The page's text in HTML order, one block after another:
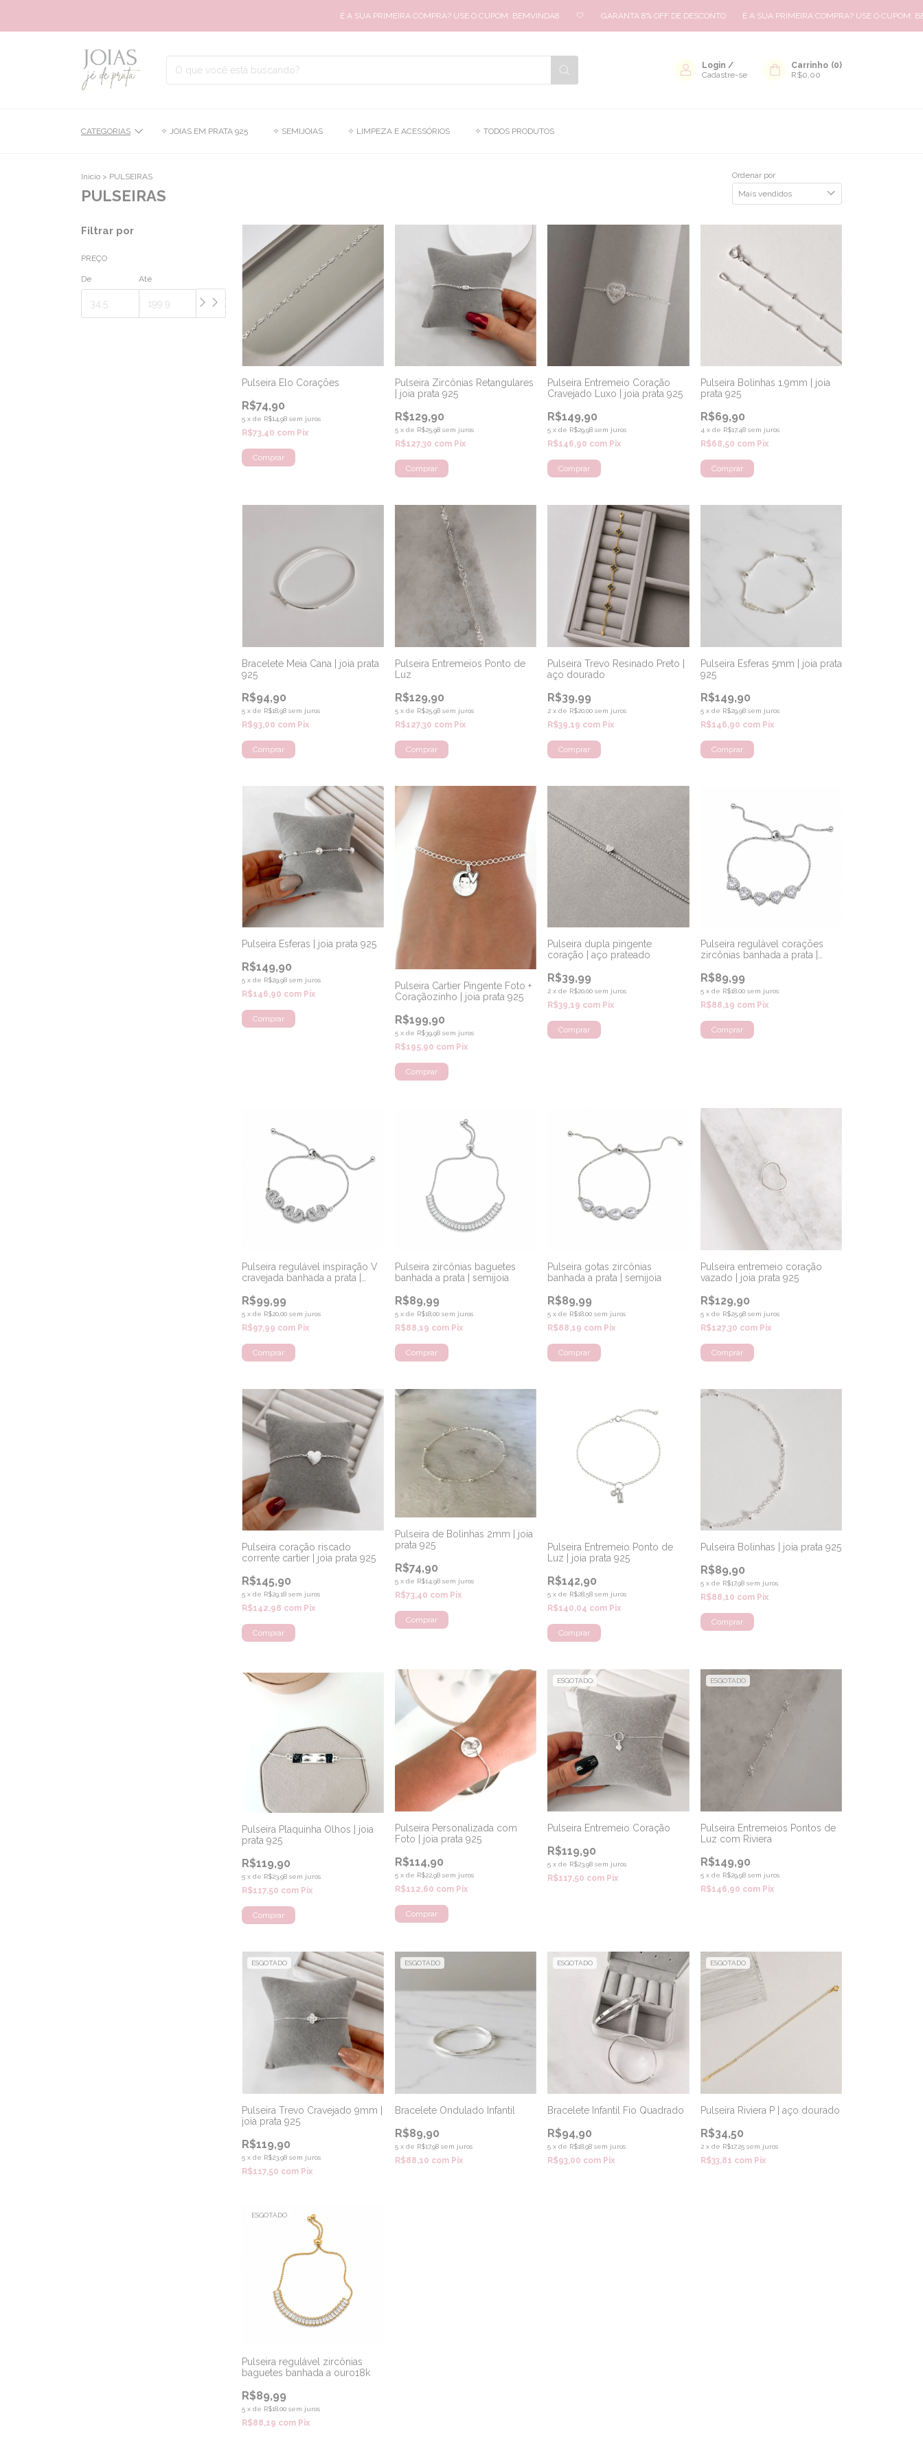
É A SUA PRIMEIRA COMPRA? USE O CUPOM: BEMVINDA8 🤍 GARANTA 8% OFF DE DESCONTO É A SUA PRIMEIRA COMPRA? USE O CUPOM: BEMVINDA8
Login /
Cadastre-se
Carrinho (0)
R$0,00
CATEGORIAS ✧ JOIAS EM PRATA 925 ✧ SEMIJOIAS ✧ LIMPEZA E ACESSÓRIOS ✧ TODOS PRODUTOS
Início > PULSEIRAS
PULSEIRAS
Ordenar por
Filtrar por
PREÇO
De Até
Pulseira Elo Corações
R$74,90
5 xde R$14,98 sem juros
R$73,40 com Pix
Pulseira Zircônias Retangulares
| joia prata 925
R$129,90
5 x de R$25,98 sem juros
R$127,30 com Pix
Pulseira Entremeio Coração
Cravejado Luxo | joia prata 925
R$149,90
5 xde R$29,98 sem juros
R$146,90 com Pix
Pulseira Bolinhas 1.9mm | joia
prata 925
R$69,90
4 x de R$17,48 sem juros
R$68,50 com Pix
Bracelete Meia Cana | joia prata
925
R$94,90
5 xde R$18,98 sem juros
R$93,00 com Pix
Pulseira Entremeios Ponto de
Luz
R$129,90
5 x de R$25,98 sem juros
R$127,30 com Pix
Pulseira Trevo Resinado Preto |
aço dourado
R$39,99
2 xde R$20,00 sem juros
R$39,19 com Pix
Pulseira Esferas 5mm | joia prata
925
R$149,90
5 x de R$29,98 sem juros
R$146,90 com Pix
Pulseira Esferas | joia prata 925
R$149,90
5 xde R$29,98 sem juros
R$146,90 com Pix
Pulseira Cartier Pingente Foto +
Coraçãozinho | joia prata 925
R$199,90
5 x de R$39,98 sem juros
R$195,90 com Pix
Pulseira dupla pingente
coração | aço prateado
R$39,99
2 xde R$20,00 sem juros
R$39,19 com Pix
Pulseira regulável corações
zircônias banhada a prata |
R$89,99
5 x de R$18,00 sem juros
R$88,19 com Pix
Pulseira regulável inspiração V
cravejada banhada a prata |
R$99,99
5 xde R$20,00 sem juros
R$97,99 com Pix
Pulseira zircônias baguetes
banhada a prata | semijoia
R$89,99
5 x de R$18,00 sem juros
R$88,19 com Pix
Pulseira gotas zircônias
banhada a prata | semijoia
R$89,99
5 xde R$18,00 sem juros
R$88,19 com Pix
Pulseira entremeio coração
vazado | joia prata 925
R$129,90
5 x de R$25,98 sem juros
R$127,30 com Pix
Pulseira coração riscado
corrente cartier | joia prata 925
R$145,90
5 xde R$29,18 sem juros
R$142,98 com Pix
Pulseira de Bolinhas 2mm | joia
prata 925
R$74,90
5 x de R$14,98 sem juros
R$73,40 com Pix
Pulseira Entremeio Ponto de
Luz | joia prata 925
R$142,90
5 xde R$28,58 sem juros
R$140,04 com Pix
Pulseira Bolinhas | joia prata 925
R$89,90
5 x de R$17,98 sem juros
R$88,10 com Pix
Pulseira Plaquinha Olhos | joia
prata 925
R$119,90
5 xde R$23,98 sem juros
R$117,50 com Pix
Pulseira Personalizada com
Foto | joia prata 925
R$114,90
5 x de R$22,98 sem juros
R$112,60 com Pix
ESGOTADO
Pulseira Entremeio Coração
R$119,90
5 xde R$23,98 sem juros
R$117,50 com Pix
ESGOTADO
Pulseira Entremeios Pontos de
Luz com Riviera
R$149,90
5 x de R$29,98 sem juros
R$146,90 com Pix
ESGOTADO
Pulseira Trevo Cravejado 9mm |
joia prata 925
R$119,90
5 xde R$23,98 sem juros
R$117,50 com Pix
ESGOTADO
Bracelete Ondulado Infantil
R$89,90
5 x de R$17,98 sem juros
R$88,10 com Pix
ESGOTADO
Bracelete Infantil Fio Quadrado
R$94,90
5 xde R$18,98 sem juros
R$93,00 com Pix
ESGOTADO
Pulseira Riviera P | aço dourado
R$34,50
2 x de R$17,25 sem juros
R$33,81 com Pix
ESGOTADO
Pulseira regulável zircônias
baguetes banhada a ouro18k
R$89,99
5 xde R$18,00 sem juros
R$88,19 com Pix